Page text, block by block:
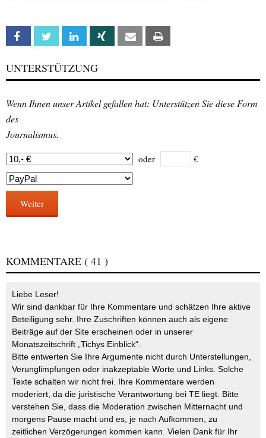
Facebook Twitter Linkedin Xing Email
UNTERSTÜTZUNG
Wenn Ihnen unser Artikel gefallen hat: Unterstützen Sie diese Form
des
Journalismus.
oder €
Weiter
KOMMENTARE ( 41 )
Liebe Leser!
Wir sind dankbar für Ihre Kommentare und schätzen Ihre aktive
Beteiligung sehr. Ihre Zuschriften können auch als eigene
Beiträge auf der Site erscheinen oder in unserer
Monatszeitschrift „Tichys Einblick“.
Bitte entwerten Sie Ihre Argumente nicht durch Unterstellungen,
Verunglimpfungen oder inakzeptable Worte und Links. Solche
Texte schalten wir nicht frei. Ihre Kommentare werden
moderiert, da die juristische Verantwortung bei TE liegt. Bitte
verstehen Sie, dass die Moderation zwischen Mitternacht und
morgens Pause macht und es, je nach Aufkommen, zu
zeitlichen Verzögerungen kommen kann. Vielen Dank für Ihr